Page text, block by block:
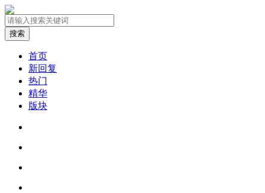
搜索
首页
新回复
热门
精华
版块